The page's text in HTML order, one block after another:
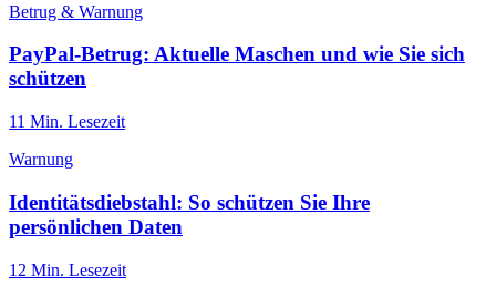
Betrug & Warnung
PayPal-Betrug: Aktuelle Maschen und wie Sie sich
schützen
11 Min. Lesezeit
Warnung
Identitätsdiebstahl: So schützen Sie Ihre
persönlichen Daten
12 Min. Lesezeit